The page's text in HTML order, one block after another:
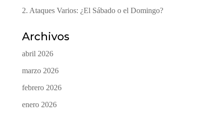
2. Ataques Varios: ¿El Sábado o el Domingo?
Archivos
abril 2026
marzo 2026
febrero 2026
enero 2026